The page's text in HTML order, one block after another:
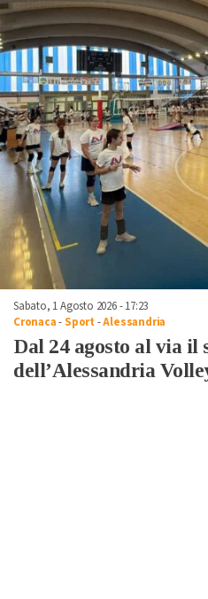
Sabato, 1 Agosto 2026 - 17:23
Cronaca-Sport -Alessandria
Dal 24 agosto al via il
dell’Alessandria